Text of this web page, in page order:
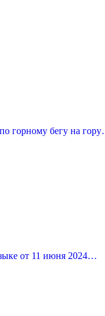
горному бегу на
от 11 июня 2024…